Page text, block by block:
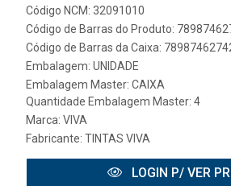
Código NCM: 32091010
Código de Barras do Produto:
Código de Barras da Caixa:
Embalagem: UNIDADE
Embalagem Master: CAIXA
Quantidade Embalagem Master: 4
Marca: VIVA
Fabricante: TINTAS VIVA
LOGIN P/ VER